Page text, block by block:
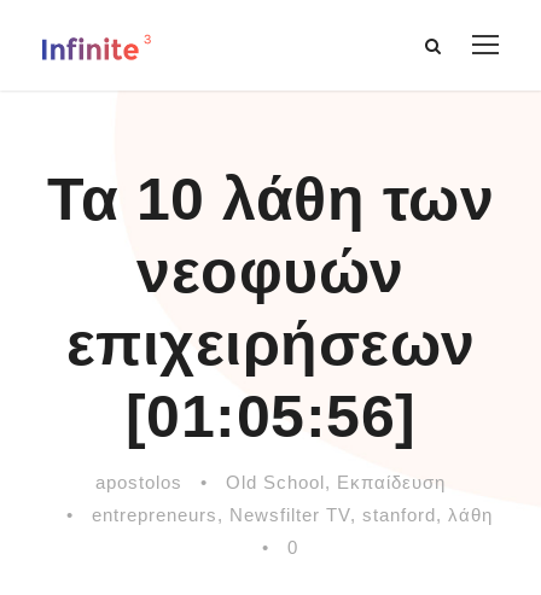
Τα 10 λάθη των
νεοφυών
επιχειρήσεων
[01:05:56]
apostolos • Old School, Εκπαίδευση
•
entrepreneurs, Newsfilter TV, stanford, λάθη
•
0